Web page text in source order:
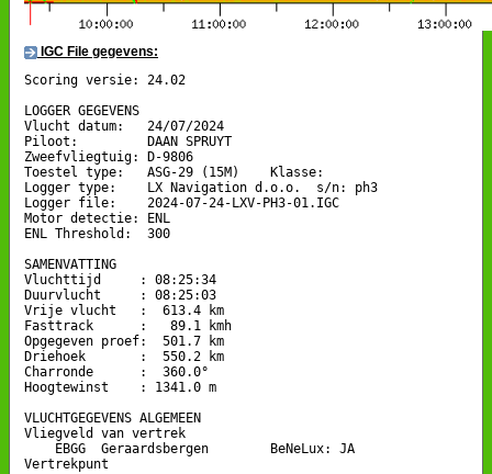
IGC File gegevens:
Scoring versie: 24.02
LOGGER GEGEVENS
Vlucht datum:   24/07/2024
Piloot:         DAAN SPRUYT
Zweefvliegtuig: D-9806
Toestel type:   ASG-29 (15M)    Klasse:
Logger type:    LX Navigation d.o.o.  s/n: ph3
Logger file:    2024-07-24-LXV-PH3-01.IGC
Motor detectie: ENL
ENL Threshold:  300
SAMENVATTING
Vluchttijd     : 08:25:34
Duurvlucht     : 08:25:03
Vrije vlucht   :  613.4 km
Fasttrack      :   89.1 kmh
Opgegeven proef:  501.7 km
Driehoek       :  550.2 km
Charronde      :  360.0°
Hoogtewinst    : 1341.0 m
VLUCHTGEGEVENS ALGEMEEN
Vliegveld van vertrek
    EBGG  Geraardsbergen        BeNeLux: JA
Vertrekpunt